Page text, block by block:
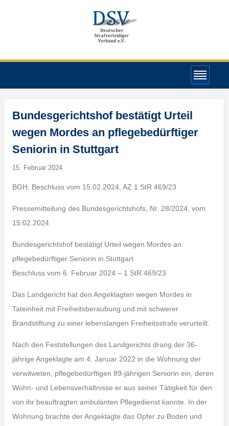
Bundesgerichtshof bestätigt Urteil
wegen Mordes an pflegebedürftiger
Seniorin in Stuttgart
15. Februar 2024
BGH, Beschluss vom 15.02.2024, AZ 1 StR 469/23
Pressemitteilung des Bundesgerichtshofs, Nr. 28/2024, vom
15.02.2024
Bundesgerichtshof bestätigt Urteil wegen Mordes an
pflegebedürftiger Seniorin in Stuttgart
Beschluss vom 6. Februar 2024 – 1 StR 469/23
Das Landgericht hat den Angeklagten wegen Mordes in
Tateinheit mit Freiheitsberaubung und mit schwerer
Brandstiftung zu einer lebenslangen Freiheitsstrafe verurteilt.
Nach den Feststellungen des Landgerichts drang der 36-
jährige Angeklagte am 4. Januar 2022 in die Wohnung der
verwitweten, pflegebedürftigen 89-jährigen Seniorin ein, deren
Wohn- und Lebensverhältnisse er aus seiner Tätigkeit für den
von ihr beauftragten ambulanten Pflegedienst kannte. In der
Wohnung brachte der Angeklagte das Opfer zu Boden und